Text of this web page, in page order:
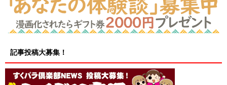
記事投稿大募集！